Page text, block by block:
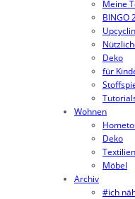
Meine
BINGO
Deko
für
Wohnen
Deko
Textilien
Möbel
Archiv
#ich